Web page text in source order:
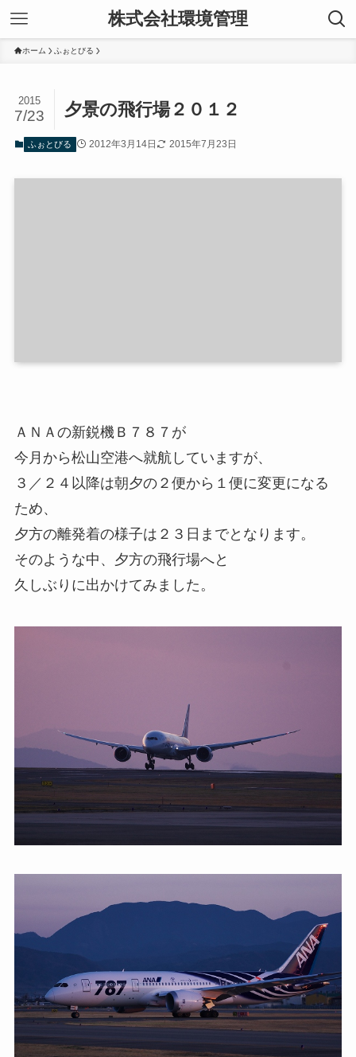
株式会社環境管理
ホーム ふぉとびる
夕景の飛行場２０１２
2015
7/23
ふぉとびる 2012年3月14日 2015年7月23日
ＡＮＡの新鋭機Ｂ７８７が
今月から松山空港へ就航していますが、
３／２４以降は朝夕の２便から１便に変更になる
ため、
夕方の離発着の様子は２３日までとなります。
そのような中、夕方の飛行場へと
久しぶりに出かけてみました。